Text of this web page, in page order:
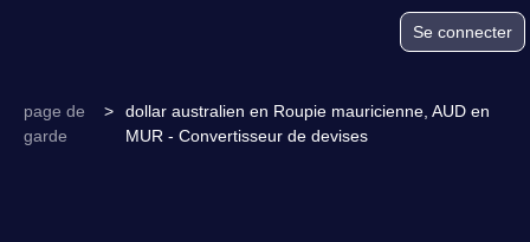
Se connecter
page de
garde
>
dollar australien en Roupie mauricienne, AUD en
MUR - Convertisseur de devises